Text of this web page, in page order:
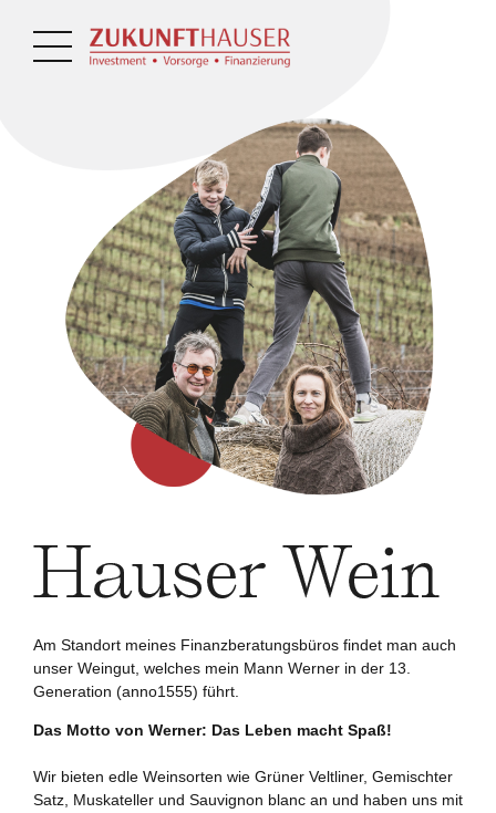
Am Standort meines Finanzberatungsbüros findet man auch
unser Weingut, welches mein Mann Werner in der 13.
Generation (anno1555) führt.
Das Motto von Werner: Das Leben macht Spaß!
Wir bieten edle Weinsorten wie Grüner Veltliner, Gemischter
Satz, Muskateller und Sauvignon blanc an und haben uns mit